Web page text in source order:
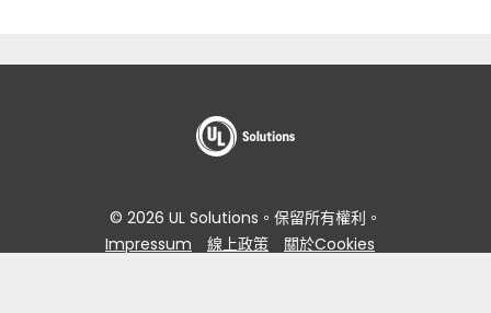
© 2026 UL Solutions。保留所有權利。
Impressum
線上政策
關於Cookies